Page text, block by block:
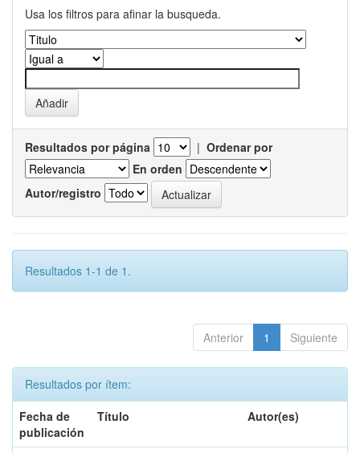
Usa los filtros para afinar la busqueda.
Resultados por página | Ordenar por
En orden
Autor/registro
Resultados 1-1 de 1.
Anterior 1 Siguiente
Resultados por ítem:
Fecha de
publicación
Título Autor(es)